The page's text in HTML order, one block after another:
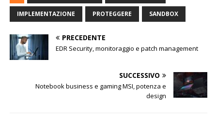
IMPLEMENTAZIONE PROTEGGERE SANDBOX
PRECEDENTE
EDR Security, monitoraggio e patch management
SUCCESSIVO
Notebook business e gaming MSI, potenza e
design